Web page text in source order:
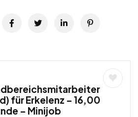
für Erkelenz – 16,00
– Minijob